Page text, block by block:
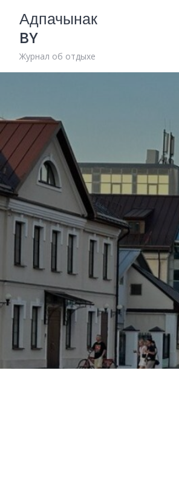
content
Адпачынак
BY
Журнал об отдыхе